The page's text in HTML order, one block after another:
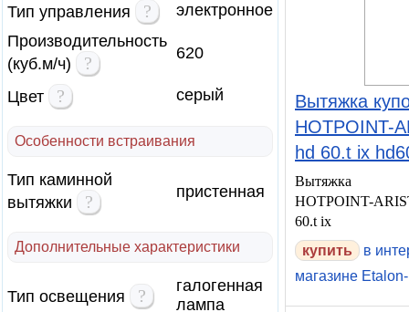
Тип управления
?
электронное
Производительность
(куб.м/ч)
? 620
Цвет ? серый
Особенности встраивания
Тип каминной
вытяжки
? пристенная
Дополнительные характеристики
Тип освещения ?
галогенная
лампа
Вытяжка
HOTPOINT-
hd 60.t ix
Вытяжка
HOTPOINT-
60.t ix
купить
в
магазине